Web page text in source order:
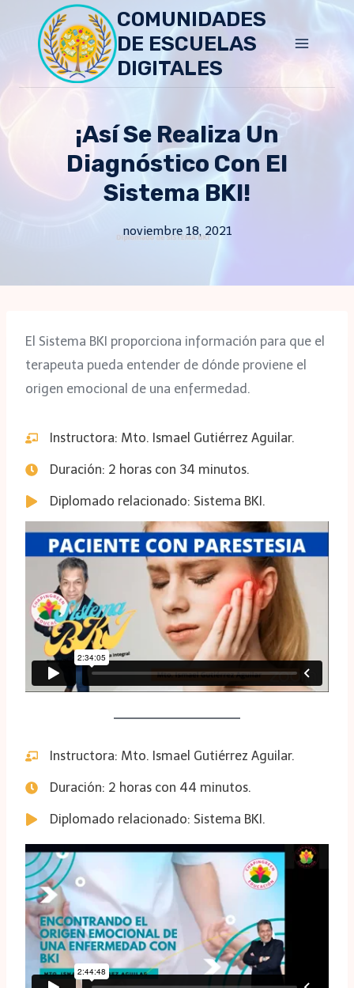
content
COMUNIDADES
DE ESCUELAS
DIGITALES
¡Así Se Realiza Un
Diagnóstico Con El
Sistema BKI!
noviembre 18, 2021
El Sistema BKI proporciona información para que el
terapeuta pueda entender de dónde proviene el
origen emocional de una enfermedad.
Instructora: Mto. Ismael Gutiérrez Aguilar.
Duración: 2 horas con 34 minutos.
Diplomado relacionado: Sistema BKI.
Instructora: Mto. Ismael Gutiérrez Aguilar.
Duración: 2 horas con 44 minutos.
Diplomado relacionado: Sistema BKI.